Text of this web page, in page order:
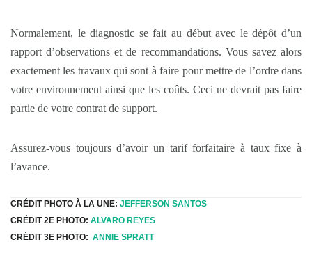
Normalement, le diagnostic se fait au début avec le dépôt d’un
rapport d’observations et de recommandations. Vous savez alors
exactement les travaux qui sont à faire pour mettre de l’ordre dans
votre environnement ainsi que les coûts. Ceci ne devrait pas faire
partie de votre contrat de support.
Assurez-vous toujours d’avoir un tarif forfaitaire à taux fixe à
l’avance.
CRÉDIT PHOTO À LA UNE: JEFFERSON SANTOS
CRÉDIT 2E PHOTO: ALVARO REYES
CRÉDIT 3E PHOTO: ANNIE SPRATT